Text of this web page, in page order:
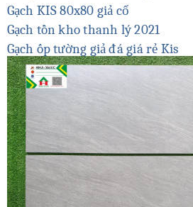
Gạch KIS 80x80 giả cổ
Gạch tồn kho thanh lý 2021
Gạch ốp tường giả đá giá rẻ Kis